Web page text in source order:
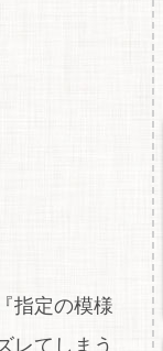
指定の模様
レてしまう